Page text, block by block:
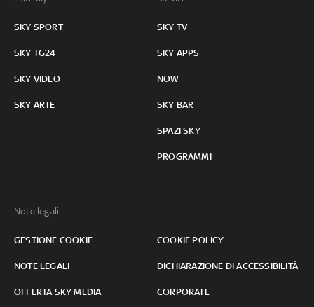
SKY SPORT
SKY TG24
SKY VIDEO
SKY ARTE
SKY TV
SKY APPS
NOW
SKY BAR
SPAZI SKY
PROGRAMMI
Note legali:
GESTIONE COOKIE COOKIE POLICY
NOTE LEGALI DICHIARAZIONE DI ACCESSIBILITÀ
OFFERTA SKY MEDIA CORPORATE